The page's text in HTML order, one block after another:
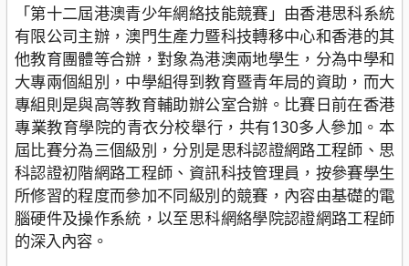
「第十二屆港澳青少年網絡技能競賽」由香港思科系統
有限公司主辦，澳門生產力暨科技轉移中心和香港的其
他教育團體等合辦，對象為港澳兩地學生，分為中學和
大專兩個組別，中學組得到教育暨青年局的資助，而大
專組則是與高等教育輔助辦公室合辦。比賽日前在香港
專業教育學院的青衣分校舉行，共有130多人參加。本
屆比賽分為三個級別，分別是思科認證網路工程師、思
科認證初階網路工程師、資訊科技管理員，按參賽學生
所修習的程度而參加不同級別的競賽，內容由基礎的電
腦硬件及操作系統，以至思科網絡學院認證網路工程師
的深入內容。